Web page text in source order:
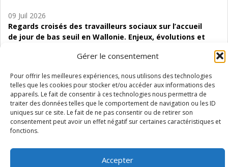
Gérer le consentement
Pour offrir les meilleures expériences, nous utilisons des technologies
telles que les cookies pour stocker et/ou accéder aux informations des
appareils. Le fait de consentir à ces technologies nous permettra de
traiter des données telles que le comportement de navigation ou les ID
uniques sur ce site. Le fait de ne pas consentir ou de retirer son
consentement peut avoir un effet négatif sur certaines caractéristiques et
fonctions.
Accepter
09 Juil 2026
Regards croisés des travailleurs sociaux sur l’accueil
de jour de bas seuil en Wallonie. Enjeux, évolutions et
Étude d’évaluabilité des Structures
d’accompagnement à l’autocréation d’emploi (SAACE)
01 Juil 2026
Pénurie du personnel infirmier :quels indicateurs
d’offre de soins pour comprendre la situation en